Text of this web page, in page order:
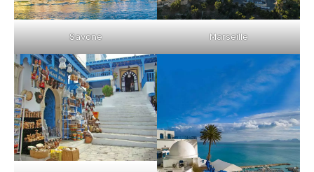
Savone Marseille